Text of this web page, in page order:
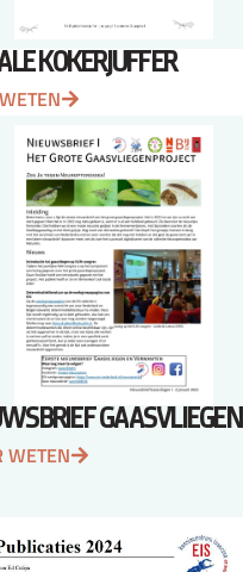
KOKERJUFFER
GAASVLIEGEN
WETEN